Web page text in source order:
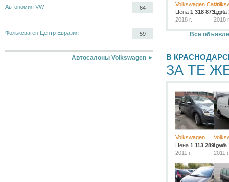
Автономия VW 64
Фольксваген Центр Евразия 59
Автосалоны Volkswagen
Volkswagen Caddy
Цена 1 318 873 руб.
2018 г.
Цена
2018
Все
В
ЗА ТЕ
Volkswagen...
Цена 1 113 289руб.
2011 г.
Цена
2011